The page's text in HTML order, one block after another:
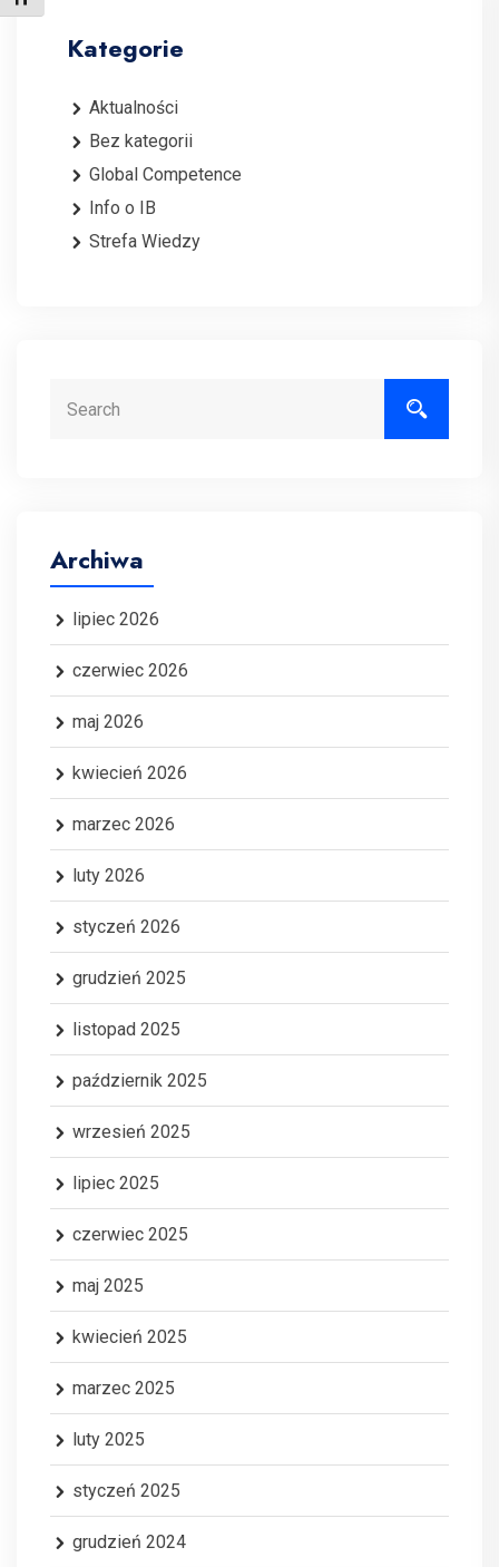
Kategorie
Aktualności
Bez kategorii
Global Competence
Info o IB
Strefa Wiedzy
Archiwa
lipiec 2026
czerwiec 2026
maj 2026
kwiecień 2026
marzec 2026
luty 2026
styczeń 2026
grudzień 2025
listopad 2025
październik 2025
wrzesień 2025
lipiec 2025
czerwiec 2025
maj 2025
kwiecień 2025
marzec 2025
luty 2025
styczeń 2025
grudzień 2024